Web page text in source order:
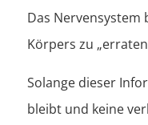
Das Nervensystem
Körpers zu
Solange dieser
bleibt und keine